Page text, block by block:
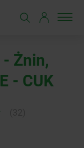
Żnin,
- CUK